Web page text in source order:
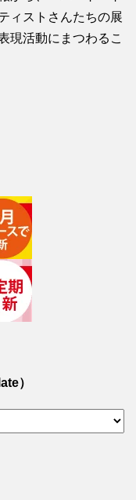
ィストさんたちの展
現活動にまつわるこ
）